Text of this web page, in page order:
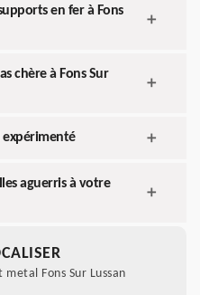
en fer à Fons
chère à Fons Sur
expérimenté
aguerris à votre
Fons Sur Lussan